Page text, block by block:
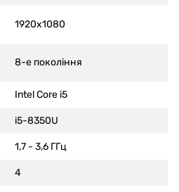
1920x1080
8-е покоління
Intel Core i5
i5-8350U
1,7 - 3,6 ГГц
4